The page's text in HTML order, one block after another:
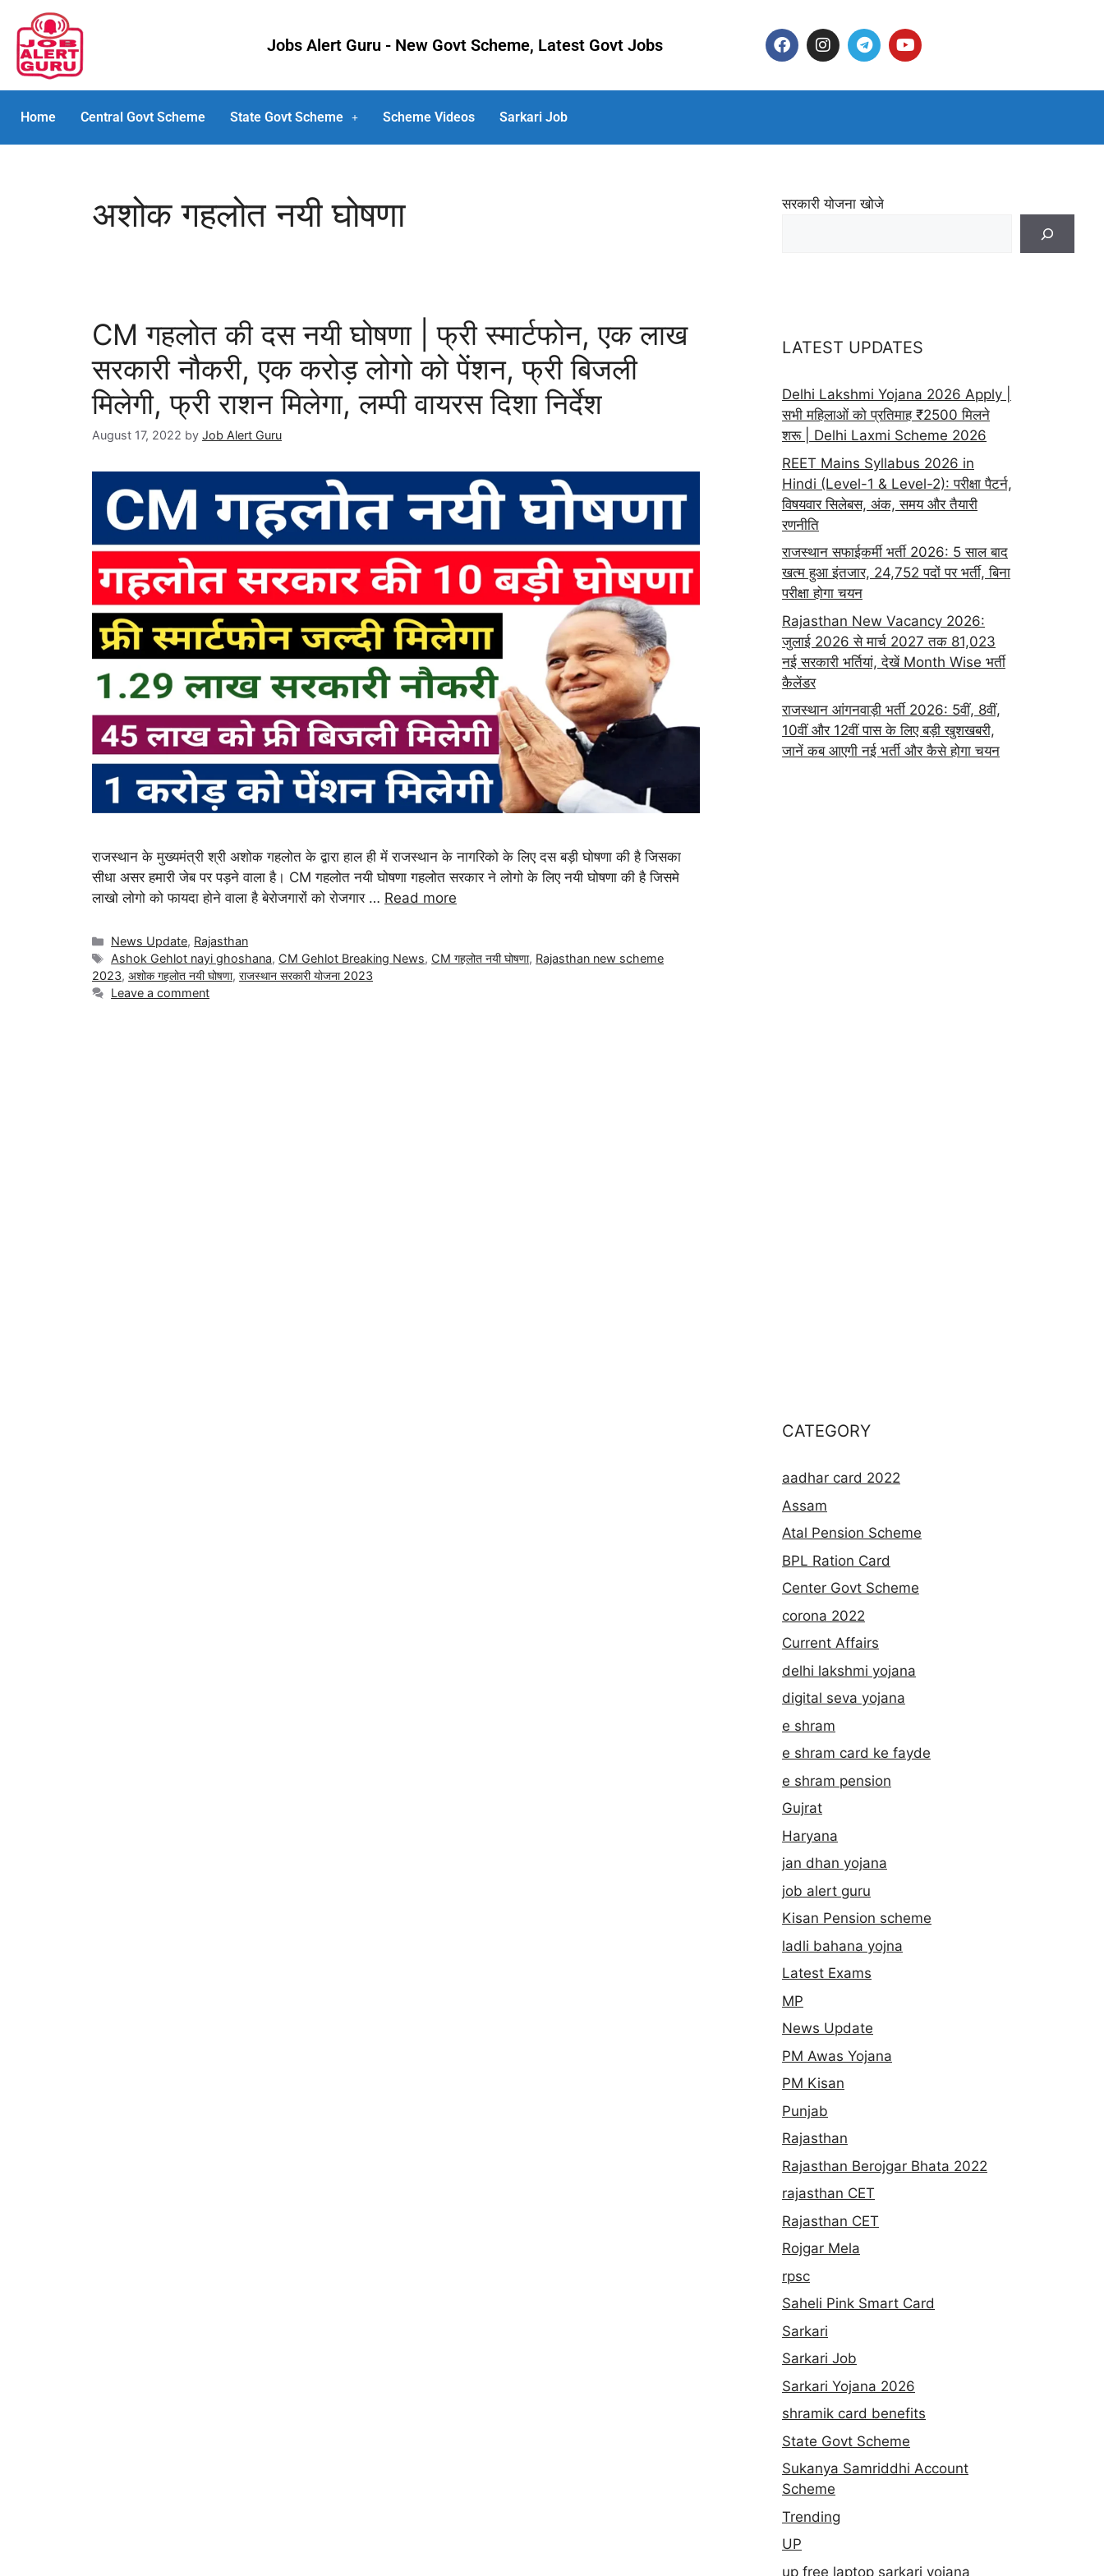
Jobs Alert Guru - New Govt Scheme, Latest Govt Jobs
Home Central Govt Scheme State Govt Scheme Scheme Videos Sarkari Job
अशोक गहलोत नयी घोषणा
CM गहलोत की दस नयी घोषणा | फ्री स्मार्टफोन, एक लाख
सरकारी नौकरी, एक करोड़ लोगो को पेंशन, फ्री बिजली
मिलेगी, फ्री राशन मिलेगा, लम्पी वायरस दिशा निर्देश
August 17, 2022 by Job Alert Guru
राजस्थान के मुख्यमंत्री श्री अशोक गहलोत के द्वारा हाल ही में राजस्थान के नागरिको के लिए दस बड़ी घोषणा की है जिसका
सीधा असर हमारी जेब पर पड़ने वाला है। CM गहलोत नयी घोषणा गहलोत सरकार ने लोगो के लिए नयी घोषणा की है जिसमे
लाखो लोगो को फायदा होने वाला है बेरोजगारों को रोजगार … Read more
News Update, Rajasthan
Ashok Gehlot nayi ghoshana, CM Gehlot Breaking News, CM गहलोत नयी घोषणा, Rajasthan new scheme
2023, अशोक गहलोत नयी घोषणा, राजस्थान सरकारी योजना 2023
Leave a comment
सरकारी योजना खोजे
LATEST UPDATES
Delhi Lakshmi Yojana 2026 Apply |
सभी महिलाओं को प्रतिमाह ₹2500 मिलने
शरू | Delhi Laxmi Scheme 2026
REET Mains Syllabus 2026 in
Hindi (Level-1 & Level-2): परीक्षा पैटर्न,
विषयवार सिलेबस, अंक, समय और तैयारी
रणनीति
राजस्थान सफाईकर्मी भर्ती 2026: 5 साल बाद
खत्म हुआ इंतजार, 24,752 पदों पर भर्ती, बिना
परीक्षा होगा चयन
Rajasthan New Vacancy 2026:
जुलाई 2026 से मार्च 2027 तक 81,023
नई सरकारी भर्तियां, देखें Month Wise भर्ती
कैलेंडर
राजस्थान आंगनवाड़ी भर्ती 2026: 5वीं, 8वीं,
10वीं और 12वीं पास के लिए बड़ी खुशखबरी,
जानें कब आएगी नई भर्ती और कैसे होगा चयन
CATEGORY
aadhar card 2022
Assam
Atal Pension Scheme
BPL Ration Card
Center Govt Scheme
corona 2022
Current Affairs
delhi lakshmi yojana
digital seva yojana
e shram
e shram card ke fayde
e shram pension
Gujrat
Haryana
jan dhan yojana
job alert guru
Kisan Pension scheme
ladli bahana yojna
Latest Exams
MP
News Update
PM Awas Yojana
PM Kisan
Punjab
Rajasthan
Rajasthan Berojgar Bhata 2022
rajasthan CET
Rajasthan CET
Rojgar Mela
rpsc
Saheli Pink Smart Card
Sarkari
Sarkari Job
Sarkari Yojana 2026
shramik card benefits
State Govt Scheme
Sukanya Samriddhi Account
Scheme
Trending
UP
up free laptop sarkari yojana